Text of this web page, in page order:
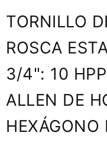
TORNILLO
ROSCA
3/4": 10
ALLEN DE
HEXÁGONO